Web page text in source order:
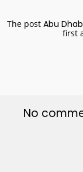
The post Abu
first
No